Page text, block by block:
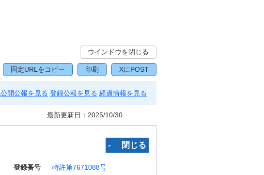
ウインドウを閉じる
固定URLをコピー 印刷 XにPOST
公開公報を見る 登録公報を見る 経過情報を見る
最新更新日： 2025/10/30
‐ 閉じる
登録番号
特許第7671088号